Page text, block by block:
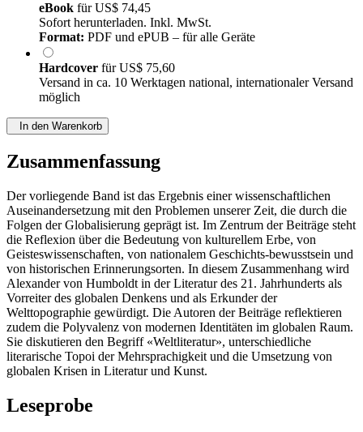
eBook fürUS$ 74,45
Sofort herunterladen. Inkl. MwSt.
Format: PDF und ePUB – für alle Geräte
Hardcover fürUS$ 75,60
Versand in ca. 10 Werktagen national, internationaler Versand
möglich
In den Warenkorb
Zusammenfassung
Der vorliegende Band ist das Ergebnis einer wissenschaftlichen
Auseinandersetzung mit den Problemen unserer Zeit, die durch die
Folgen der Globalisierung geprägt ist. Im Zentrum der Beiträge steht
die Reflexion über die Bedeutung von kulturellem Erbe, von
Geisteswissenschaften, von nationalem Geschichts-bewusstsein und
von historischen Erinnerungsorten. In diesem Zusammenhang wird
Alexander von Humboldt in der Literatur des 21. Jahrhunderts als
Vorreiter des globalen Denkens und als Erkunder der
Welttopographie gewürdigt. Die Autoren der Beiträge reflektieren
zudem die Polyvalenz von modernen Identitäten im globalen Raum.
Sie diskutieren den Begriff «Weltliteratur», unterschiedliche
literarische Topoi der Mehrsprachigkeit und die Umsetzung von
globalen Krisen in Literatur und Kunst.
Leseprobe